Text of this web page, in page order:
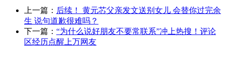
上一篇： 后续！ 黄元芯父亲发文送别女儿 会替你过完余
生 说句道歉很难吗？
下一篇： “为什么说好朋友不要常联系”冲上热搜！评论
区经历点醒上万网友